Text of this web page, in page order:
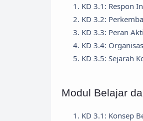
KD 3.1: Respon
KD 3.2:
KD 3.3: Peran
KD 3.4:
KD 3.5: Sejarah
Modul Belajar
KD 3.1: Konsep